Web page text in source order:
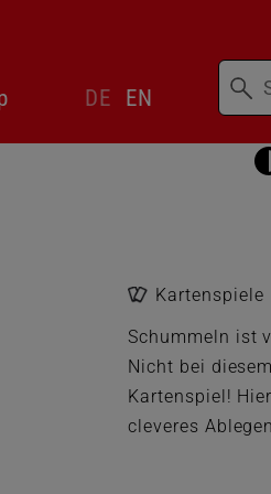
überspringen
DE EN
Kartenspiele
Schummeln ist
Nicht bei
Kartenspiel!
cleveres
geschicktes